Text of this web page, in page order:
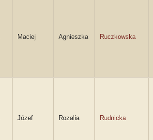
Maciej Agnieszka Ruczkowska
Józef Rozalia Rudnicka